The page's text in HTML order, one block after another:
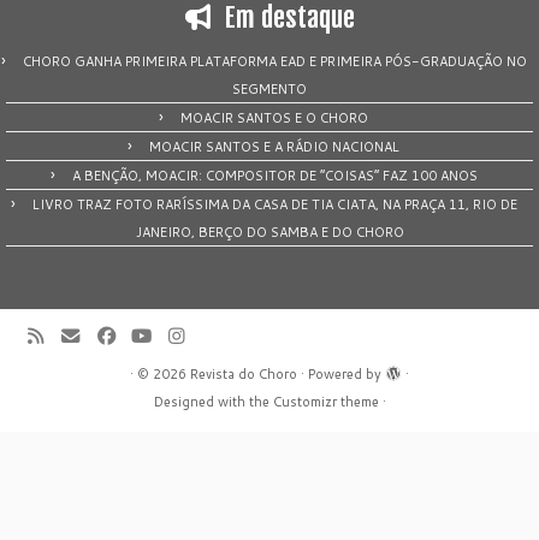
Em destaque
CHORO GANHA PRIMEIRA PLATAFORMA EAD E PRIMEIRA PÓS-GRADUAÇÃO NO
SEGMENTO
MOACIR SANTOS E O CHORO
MOACIR SANTOS E A RÁDIO NACIONAL
A BENÇÃO, MOACIR: COMPOSITOR DE “COISAS” FAZ 100 ANOS
LIVRO TRAZ FOTO RARÍSSIMA DA CASA DE TIA CIATA, NA PRAÇA 11, RIO DE
JANEIRO, BERÇO DO SAMBA E DO CHORO
· © 2026 Revista do Choro · Powered by
·
Designed with the Customizr theme ·